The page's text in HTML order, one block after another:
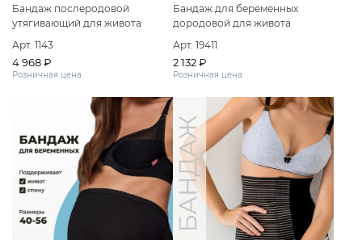
Бандаж послеродовой
утягивающий для живота
Арт. 1143
4 968 ₽
Розничная цена
Бандаж для беременных
дородовой для живота
Арт. 19411
2 132 ₽
Розничная цена